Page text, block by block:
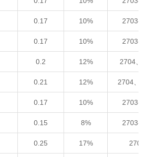
0.17 10% 2703-
0.17 10% 2703-
0.2 12% 2704
0.21 12% 2704、
0.17 10% 2703-
0.15 8% 2703-
0.25 17%